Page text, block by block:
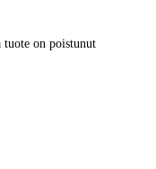
on poistunut